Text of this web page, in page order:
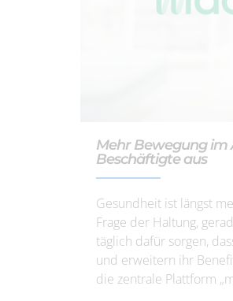
Mehr Bewegung im
Beschäftigte aus
Gesundheit ist längst
Frage der Haltung,
täglich dafür sorgen,
und erweitern ihr
die zentrale Plattform